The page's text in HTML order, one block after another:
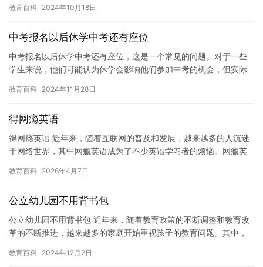
得高…
教育百科 2024年10月18日
中考报名以后休学中考还有座位
中考报名以后休学中考还有座位，这是一个常见的问题。对于一些
学生来说，他们可能认为休学会影响他们参加中考的机会，但实际
和中考…
教育百科 2024年11月28日
得网瘾英语
得网瘾英语 近年来，随着互联网的普及和发展，越来越多的人沉迷
于网络世界，其中网瘾英语成为了不少英语学习者的烦恼。网瘾英
响学…
教育百科 2026年4月7日
公立幼儿园不用背书包
公立幼儿园不用背书包 近年来，随着教育政策的不断调整和教育改
革的不断推进，越来越多的家庭开始重视孩子的教育问题。其中，
教育百科 2024年12月2日